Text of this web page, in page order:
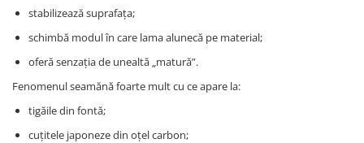
stabilizează suprafața;
schimbă modul în care lama alunecă pe material;
oferă senzația de unealtă „matură”.
Fenomenul seamănă foarte mult cu ce apare la:
tigăile din fontă;
cuțitele japoneze din oțel carbon;